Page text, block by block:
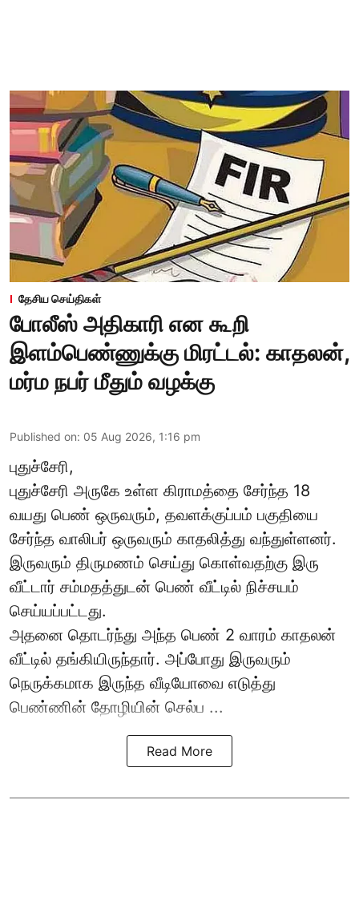
தேசிய செய்திகள்
போலீஸ் அதிகாரி என கூறி
இளம்பெண்ணுக்கு மிரட்டல்: காதலன்,
மர்ம நபர் மீதும் வழக்கு
Published on: 05 Aug 2026, 1:16 pm
புதுச்சேரி,
புதுச்சேரி அருகே உள்ள கிராமத்தை சேர்ந்த 18
வயது பெண் ஒருவரும், தவளக்குப்பம் பகுதியை
சேர்ந்த வாலிபர் ஒருவரும் காதலித்து வந்துள்ளனர்.
இருவரும் திருமணம் செய்து கொள்வதற்கு இரு
வீட்டார் சம்மதத்துடன் பெண் வீட்டில் நிச்சயம்
செய்யப்பட்டது.
அதனை தொடர்ந்து அந்த பெண் 2 வாரம் காதலன்
வீட்டில் தங்கியிருந்தார். அப்போது இருவரும்
நெருக்கமாக இருந்த வீடியோவை எடுத்து
பெண்ணின் தோழியின் செல்ப ...
Read More